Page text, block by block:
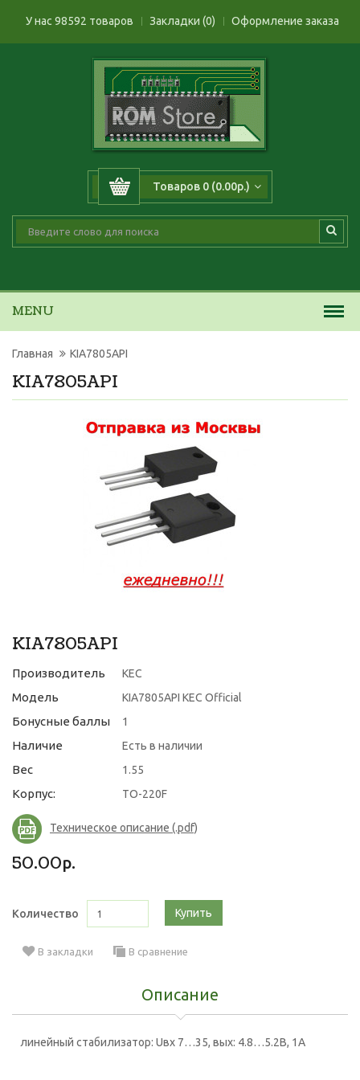
У нас 98592 товаров Закладки (0) Оформление заказа
Товаров 0 (0.00р.)
MENU
KIA7805API
Главная KIA7805API
KIA7805API
Производитель KEC
Модель KIA7805API KEC Official
Бонусные баллы 1
Наличие Есть в наличии
Вес 1.55
Корпус: TO-220F
Техническое описание (.pdf)
50.00р.
Количество Купить
В закладки В сравнение
Описание
линейный стабилизатор: Uвх 7…35, вых: 4.8…5.2В, 1А